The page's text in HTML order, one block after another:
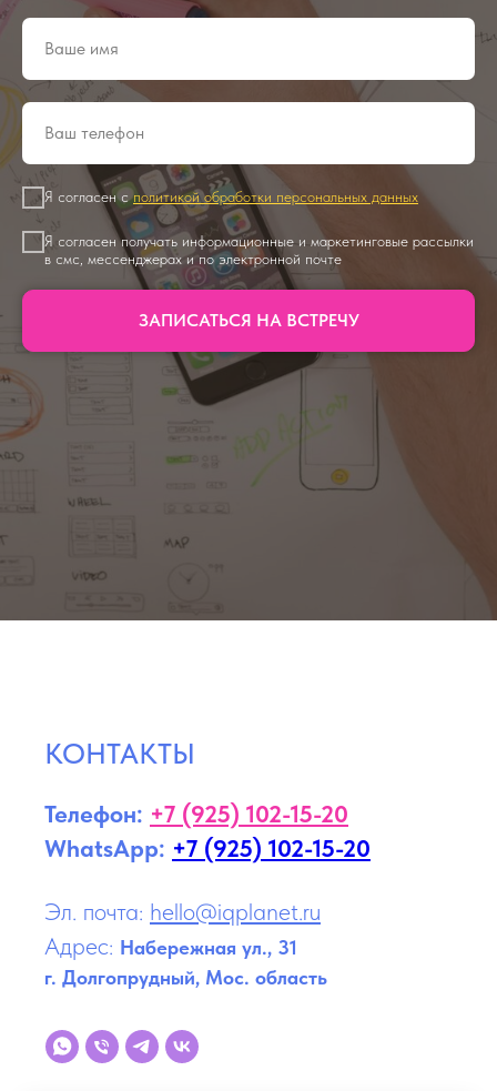
Я согласен сполитикой обработки персональных данных
Я согласен получать информационные и маркетинговые рассылки
в смс, мессенджерах и по электронной почте
ЗАПИСАТЬСЯ НА ВСТРЕЧУ
КОНТАКТЫ
Телефон: +7 (925) 102-15-20
WhatsApp: +7 (925) 102-15-20
Эл. почта: hello@iqplanet.ru
Адрес: Набережная ул., 31
г. Долгопрудный, Мос. область